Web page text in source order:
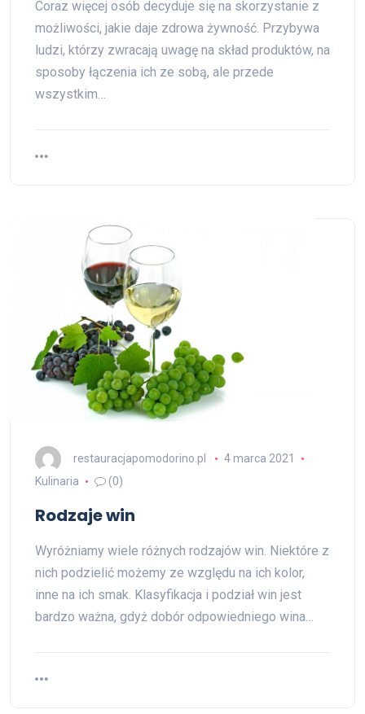
Coraz więcej osób decyduje się na skorzystanie z
możliwości, jakie daje zdrowa żywność. Przybywa
ludzi, którzy zwracają uwagę na skład produktów, na
sposoby łączenia ich ze sobą, ale przede
wszystkim…
restauracjapomodorino.pl
4 marca 2021
Kulinaria
(0)
Rodzaje win
Wyróżniamy wiele różnych rodzajów win. Niektóre z
nich podzielić możemy ze względu na ich kolor,
inne na ich smak. Klasyfikacja i podział win jest
bardzo ważna, gdyż dobór odpowiedniego wina…